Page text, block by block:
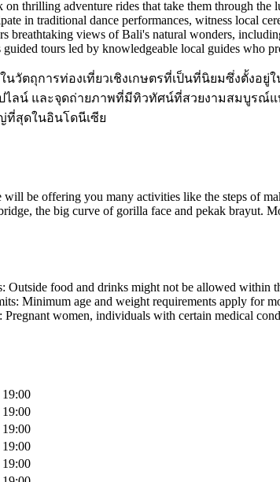
on thrilling adventure rides that take them through the
in traditional dance performances, witness local
breathtaking views of Bali's natural wonders,
tours led by knowledgeable local guides who
นวัตถุการท่องเที่ยวเชิงเกษตรที่เป็นที่นิยมซึ่งตั้งอ
ไลน์ และจุดถ่ายภาพที่มีทิวทัศน์ที่สวยงามสมบูรณ์
ที่สุดในอินโดนีเซีย
will be offering you many activities like the steps of
the big curve of gorilla face and pekak brayut.
Outside food and drinks might not be allowed within
Minimum age and weight requirements apply for
Pregnant women, individuals with certain medical